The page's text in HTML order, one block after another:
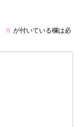
※ が付いている欄は必